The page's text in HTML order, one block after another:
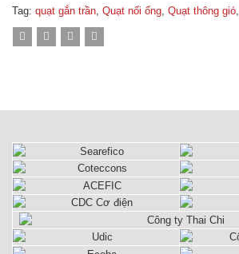
Tag: quạt gắn trần, Quạt nối ống, Quạt thông gió,